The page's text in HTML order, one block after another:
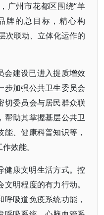
广州市花都区围绕“羊
牌的总目标，精心构
次联动、立体化运作的
会建设已进入提质增效
步加强公共卫生委员会
切委员会与居民群众联
帮助其掌握基层公共卫
、健康科普知识等，
效能。
健康文明生活方式。控
明程度的有力行动。
吸道免疫系统功能，